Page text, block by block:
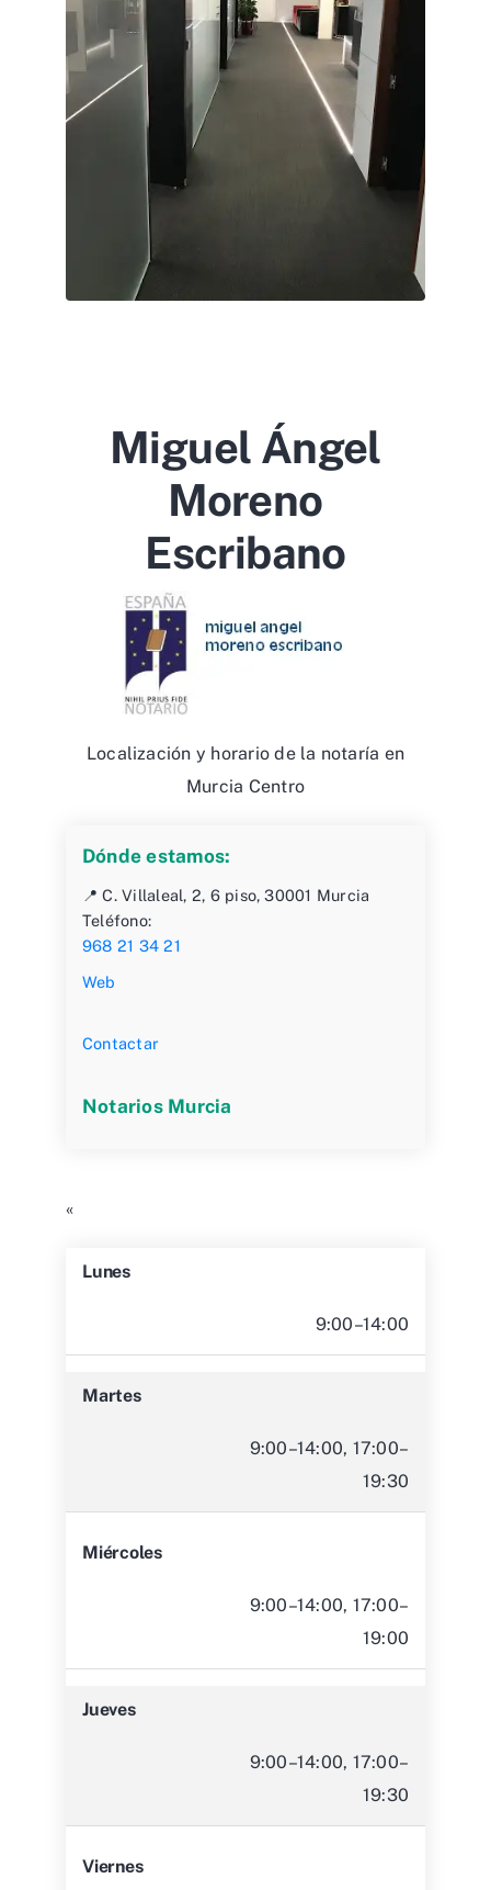
Miguel Ángel
Moreno
Escribano
Localización y horario de la notaría en
Murcia Centro
Dónde estamos:
📍 C. Villaleal, 2, 6 piso, 30001 Murcia
Teléfono:
968 21 34 21
Web
Contactar
Notarios Murcia
«
Lunes
9:00–14:00
Martes
9:00–14:00, 17:00–
19:30
Miércoles
9:00–14:00, 17:00–
19:00
Jueves
9:00–14:00, 17:00–
19:30
Viernes